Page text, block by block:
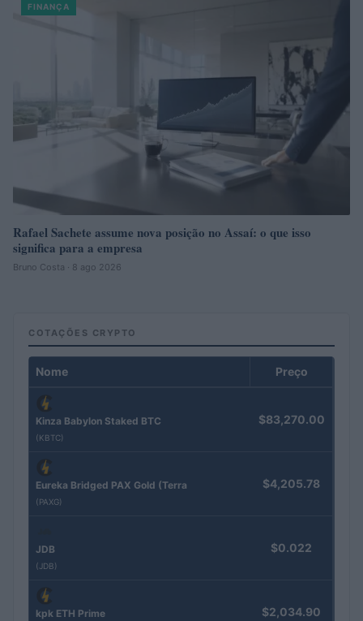
FINANÇA
Rafael Sachete assume nova posição no Assaí: o que isso
significa para a empresa
Bruno Costa · 8 ago 2026
COTAÇÕES CRYPTO
Nome Preço
Kinza Babylon Staked BTC
(KBTC)
$83,270.00
Eureka Bridged PAX Gold (Terra
(PAXG)
$4,205.78
JDB
(JDB)
$0.022
kpk ETH Prime $2,034.90